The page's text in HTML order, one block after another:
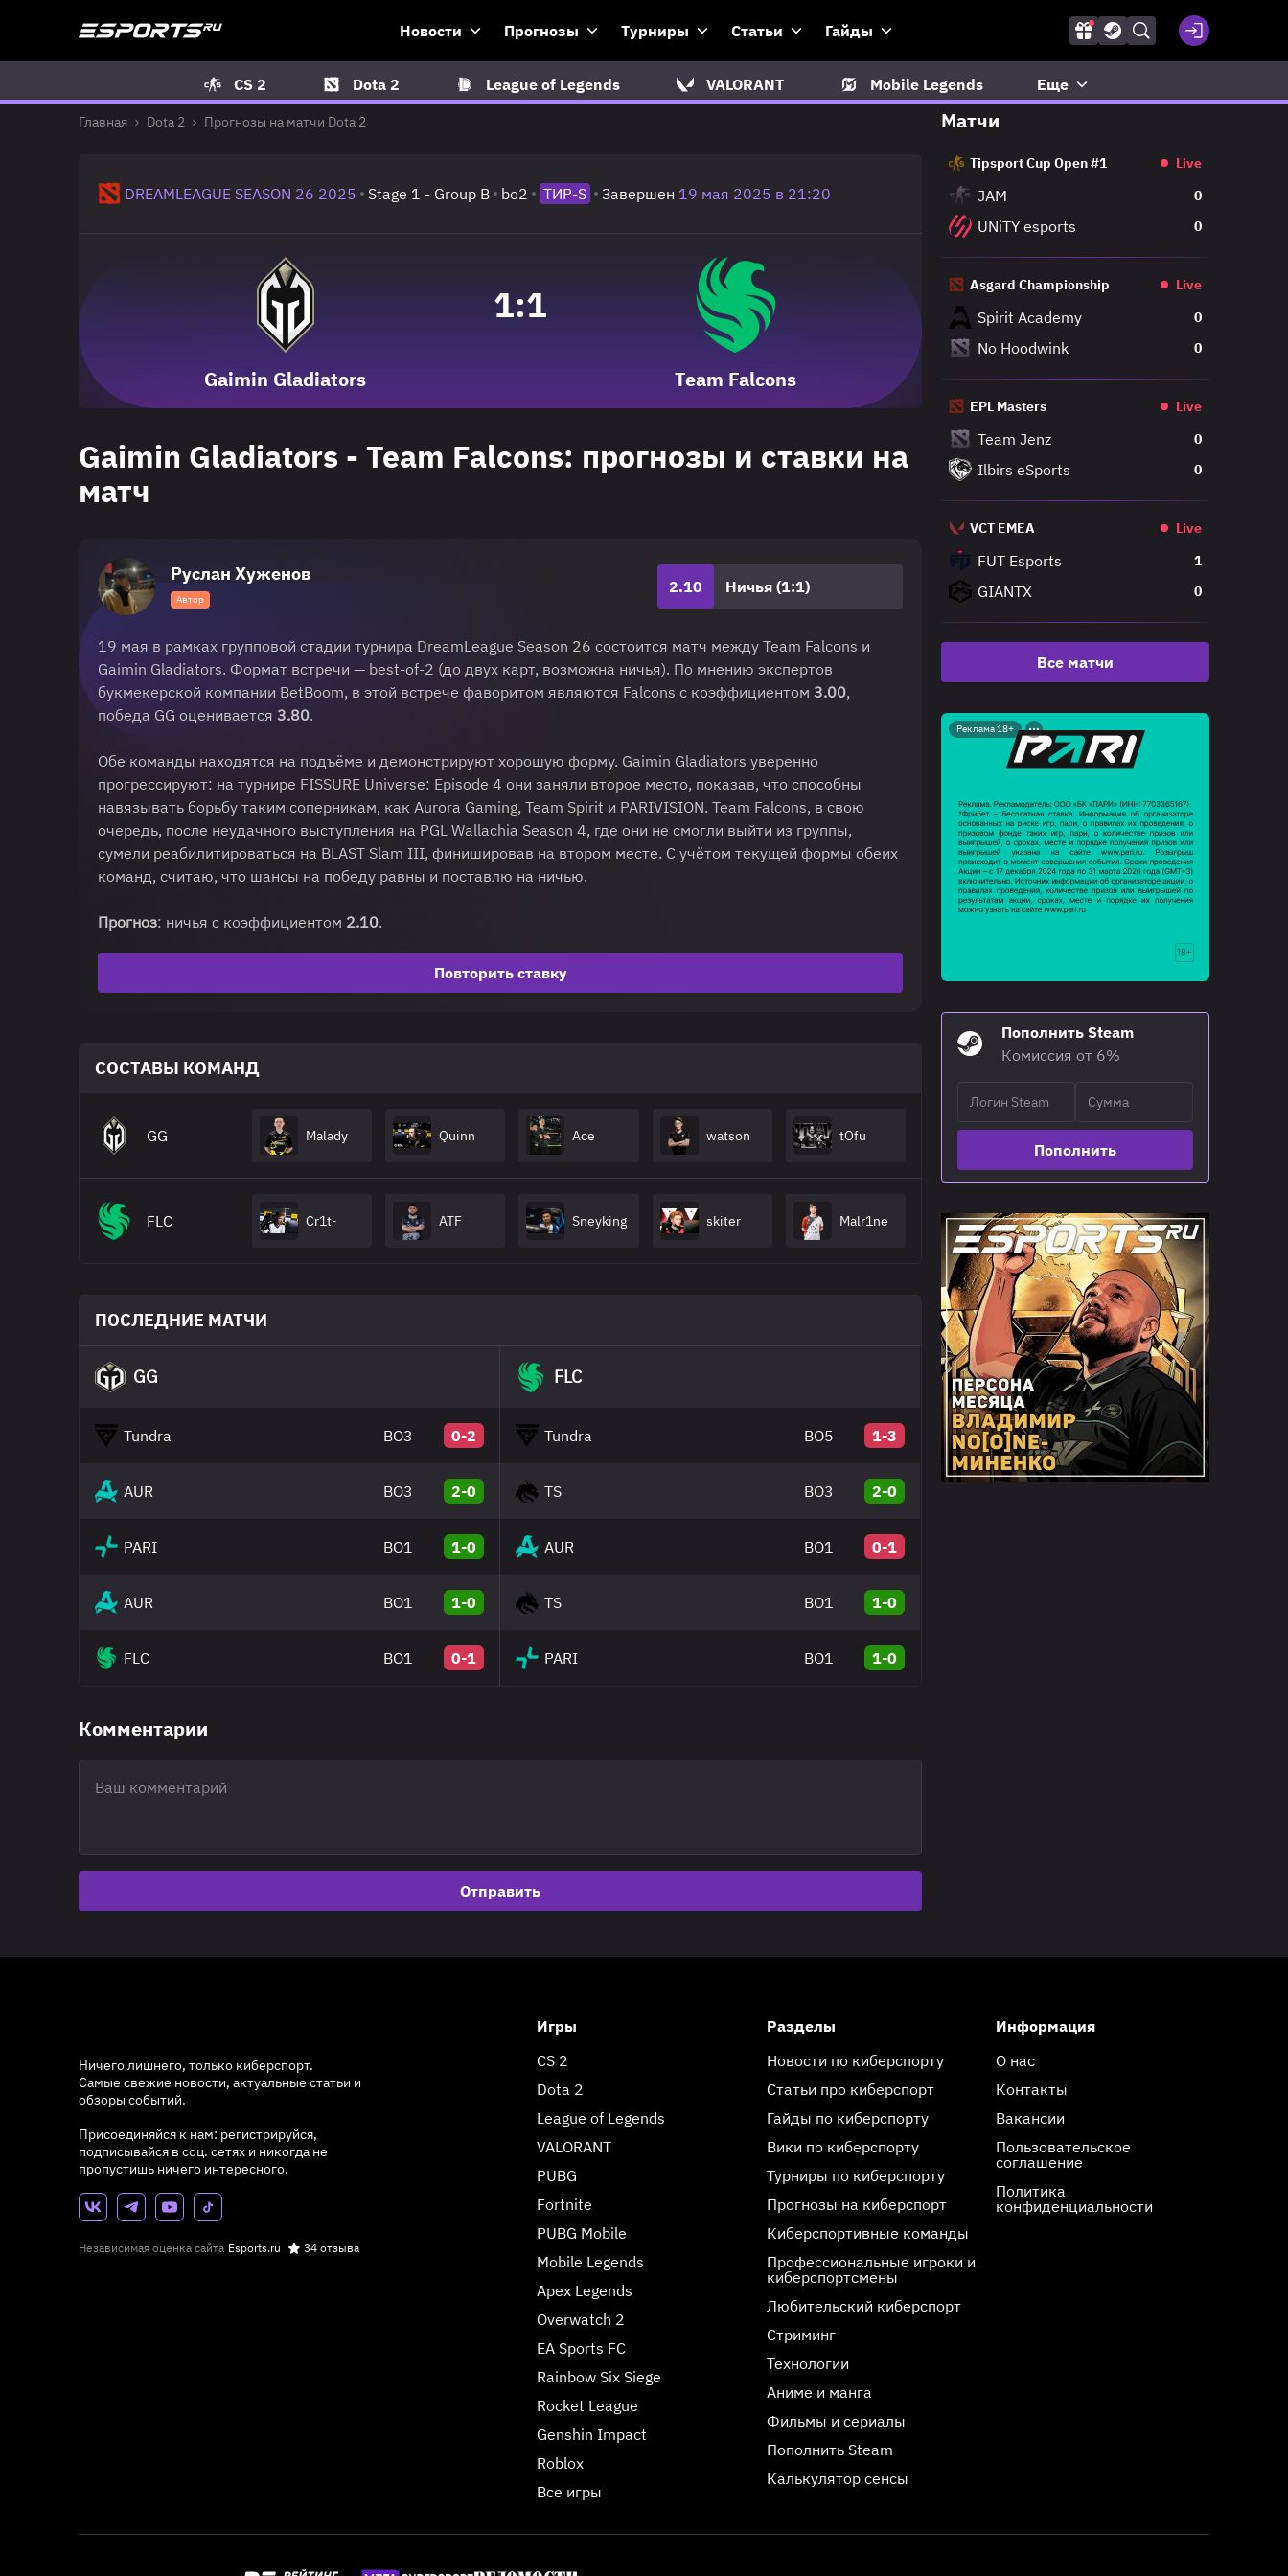
Новости Прогнозы Турниры Статьи Гайды
CS 2 Dota 2 League of Legends VALORANT Mobile Legends Еще
Главная Dota 2 Прогнозы на матчи Dota 2
DREAMLEAGUE SEASON 26 2025 Stage 1 - Group B bo2 ТИР-S Завершен 19 мая 2025 в 21:20
Gaimin Gladiators
1:1
Team Falcons
Gaimin Gladiators - Team Falcons: прогнозы и ставки на
матч
Руслан Хуженов
Автор
2.10 Ничья (1:1)
19 мая в рамках групповой стадии турнира DreamLeague Season 26 состоится матч между Team Falcons и
Gaimin Gladiators. Формат встречи — best-of-2 (до двух карт, возможна ничья). По мнению экспертов
букмекерской компании BetBoom, в этой встрече фаворитом являются Falcons с коэффициентом 3.00,
победа GG оценивается 3.80.
Обе команды находятся на подъёме и демонстрируют хорошую форму. Gaimin Gladiators уверенно
прогрессируют: на турнире FISSURE Universe: Episode 4 они заняли второе место, показав, что способны
навязывать борьбу таким соперникам, как Aurora Gaming, Team Spirit и PARIVISION. Team Falcons, в свою
очередь, после неудачного выступления на PGL Wallachia Season 4, где они не смогли выйти из группы,
сумели реабилитироваться на BLAST Slam III, финишировав на втором месте. С учётом текущей формы обеих
команд, считаю, что шансы на победу равны и поставлю на ничью.
Прогноз: ничья с коэффициентом 2.10.
Повторить ставку
СОСТАВЫ КОМАНД
GG Malady Quinn Ace watson tOfu
FLC Cr1t- ATF Sneyking skiter Malr1ne
ПОСЛЕДНИЕ МАТЧИ
GG
Tundra BO3 0-2
AUR BO3 2-0
PARI BO1 1-0
AUR BO1 1-0
FLC BO1 0-1
FLC
Tundra BO5 1-3
TS BO3 2-0
AUR BO1 0-1
TS BO1 1-0
PARI BO1 1-0
Комментарии
Отправить
Матчи
Tipsport Cup Open #1 Live
JAM 0
UNiTY esports 0
Asgard Championship Live
Spirit Academy 0
No Hoodwink 0
EPL Masters Live
Team Jenz 0
Ilbirs eSports 0
VCT EMEA Live
FUT Esports 1
GIANTX 0
Все матчи
Реклама 18+
Пополнить Steam
Комиссия от 6%
Пополнить
Ничего лишнего, только киберспорт.
Самые свежие новости, актуальные статьи и
обзоры событий.
Присоединяйся к нам: регистрируйся,
подписывайся в соц. сетях и никогда не
пропустишь ничего интересного.
Независимая оценка сайта Esports.ru 34 отзыва
Игры
CS 2
Dota 2
League of Legends
VALORANT
PUBG
Fortnite
PUBG Mobile
Mobile Legends
Apex Legends
Overwatch 2
EA Sports FC
Rainbow Six Siege
Rocket League
Genshin Impact
Roblox
Все игры
Разделы
Новости по киберспорту
Статьи про киберспорт
Гайды по киберспорту
Вики по киберспорту
Турниры по киберспорту
Прогнозы на киберспорт
Киберспортивные команды
Профессиональные игроки и
киберспортсмены
Любительский киберспорт
Стриминг
Технологии
Аниме и манга
Фильмы и сериалы
Пополнить Steam
Калькулятор сенсы
Информация
О нас
Контакты
Вакансии
Пользовательское
соглашение
Политика
конфиденциальности